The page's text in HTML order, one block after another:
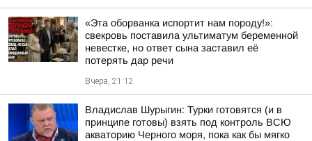
«Эта оборванка испортит нам породу!»:
свекровь поставила ультиматум беременной
невестке, но ответ сына заставил её
потерять дар речи
Вчера, 21:12
Владислав Шурыгин: Турки готовятся (и в
принципе готовы) взять под контроль ВСЮ
акваторию Черного моря, пока как бы мягко